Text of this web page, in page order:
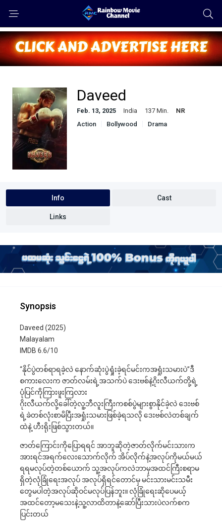
Daveed
Feb. 13, 2025 India 137 Min.
NR
Action
Bollywood
Drama
Info Cast
Links
Synopsis
Daveed (2025)
Malayalam
IMDB 6.6/10
“နိုင်ပွဲတစ်ရာရခဲ့လဲ​ နောက်ဆုံးပွဲရှုံးခဲ့ရင်မင်းကအရှုံးသမားပဲ”ဒီ
စကားလေးက ဇာတ်လမ်းရဲ့အသက်ပဲ ဒေးဗစ်နဲ့ဂိုးလီယက်တို့ရဲ့
ပုံပြင်ကိုကြားဖူးကြလား
ဂိုးလီယက်လို့ခေါ်တဲ့လူ့ဘီလူးကြီးကစစ်ပွဲများစွာနိုင်ခဲ့လဲ ဒေးဗစ်
ရဲ့ခဲတစ်လုံးစာမိပြီးအရှုံးသမားဖြစ်ခဲ့ရသလို ဒေးဗစ်လဲတစ်ချက်
ထဲနဲ့ ဟီးရိုးဖြစ်သွားတယ်။
ဇာတ်ကြောင်းကိုပြောရရင် အာဘူဆိုတဲ့ဇာတ်လိုက်မင်းသားက
အားရင်အရက်လေးသောက်လိုက် အိပ်လိုက်နဲ့အလုပ်ကိုမယ်မယ်
ရရမလုပ်တဲ့တစ်ယောက် သူ့အလုပ်ကလဲဘာမှအထင်ကြီးစရာမ
ရှိတဲ့လုံခြုံရေးအလုပ် အလုပ်ရှိရင်​တောင်မှ မင်းသားမင်းသမီး
တွေမပါတဲ့အလုပ်ဆိုဝင်မလုပ်ပြန်ဘူး။ လုံခြုံရေးဆိုပေမယ့်
အထင်တော့မသေးနဲ့သူ့လာထိတာနဲ့ဆော်ပြီးသားပဲလက်စက
ပြင်းတယ်